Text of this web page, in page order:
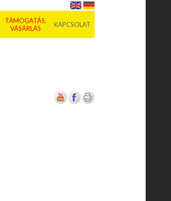
TÁMOGATÁS,
VÁSÁRLÁS
KAPCSOLAT